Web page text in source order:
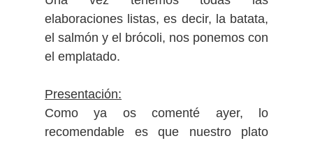
elaboraciones listas, es decir, la batata,
el salmón y el brócoli, nos ponemos con
el emplatado.
Presentación:
Como ya os comenté ayer, lo
recomendable es que nuestro plato